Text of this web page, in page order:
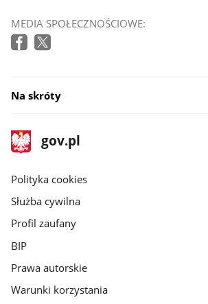
MEDIA SPOŁECZNOŚCIOWE:
Na skróty
stopka
gov.pl
Strona
gov.pl
gov.pl
Polityka cookies
Służba cywilna
Profil zaufany
BIP
Prawa autorskie
Warunki korzystania